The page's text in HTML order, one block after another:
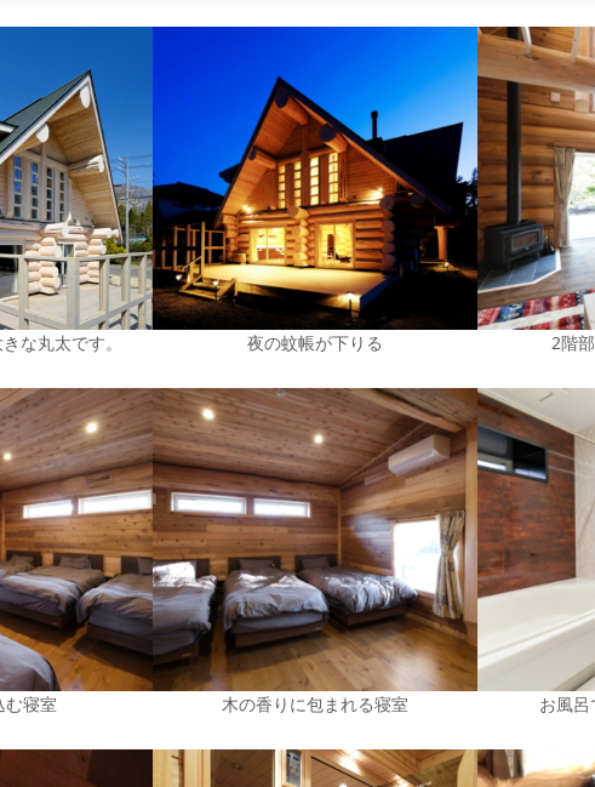
な丸太です。 夜の蚊帳が下りる 2階
む寝室 木の香りに包まれる寝室 お風